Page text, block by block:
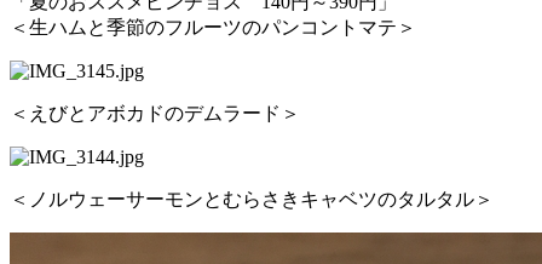
＜生ハムと季節のフルーツのパンコントマテ＞
＜えびとアボカドのデムラード＞
＜ノルウェーサーモンとむらさきキャベツのタルタル＞